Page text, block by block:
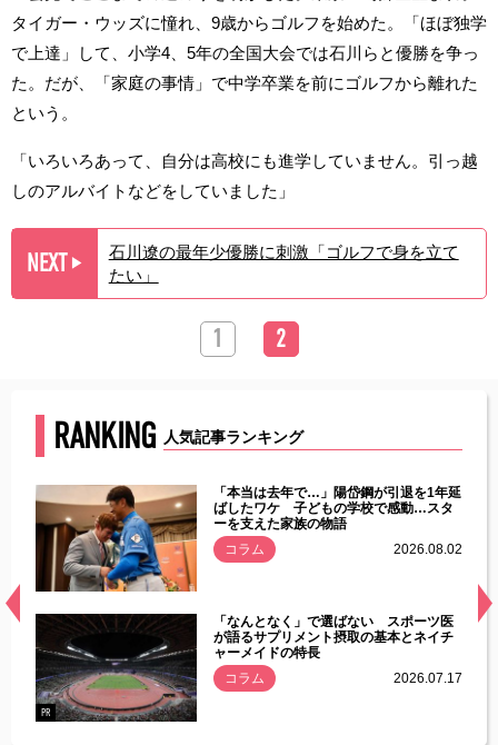
タイガー・ウッズに憧れ、9歳からゴルフを始めた。「ほぼ独学
で上達」して、小学4、5年の全国大会では石川らと優勝を争っ
た。だが、「家庭の事情」で中学卒業を前にゴルフから離れた
という。
「いろいろあって、自分は高校にも進学していません。引っ越
しのアルバイトなどをしていました」
NEXT ▶︎
石川遼の最年少優勝に刺激「ゴルフで身を立て
たい」
1 2
RANKING 人気記事ランキング
常
「本当は去年で…」陽岱鋼が引退を1年延
ばしたワケ 子どもの学校で感動…スタ
ーを支えた家族の物語
コラム
2026.08.02
PR
「なんとなく」で選ばない スポーツ医
が語るサプリメント摂取の基本とネイチ
ャーメイドの特長
コラム
2026.07.17